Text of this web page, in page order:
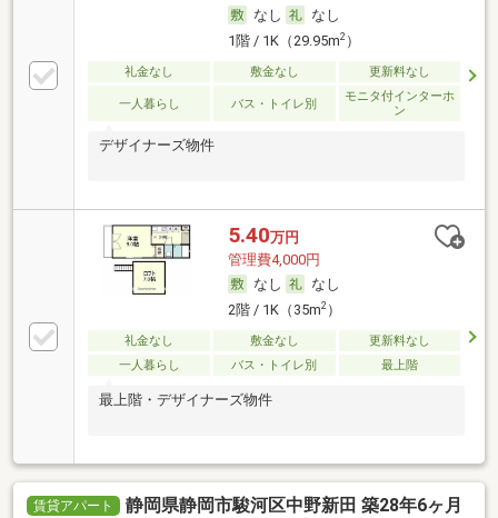
なし
なし
1階 / 1K（29.95m2）
礼金なし 敷金なし 更新料なし
一人暮らし バス・トイレ別
モニタ付インターホ
ン
デザイナーズ物件
5.40万円
管理費4,000円
なし
なし
2階 / 1K（35m2）
礼金なし 敷金なし
更新料なし
一人暮らし
バス・トイレ別 最上階
最上階・デザイナーズ物件
賃貸アパート
静岡県静岡市駿河区中野新田 築28年6ヶ月